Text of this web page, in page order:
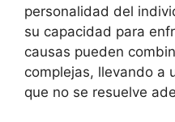
personalidad del
su capacidad para
causas pueden
complejas, llevando a
que no se resuelve